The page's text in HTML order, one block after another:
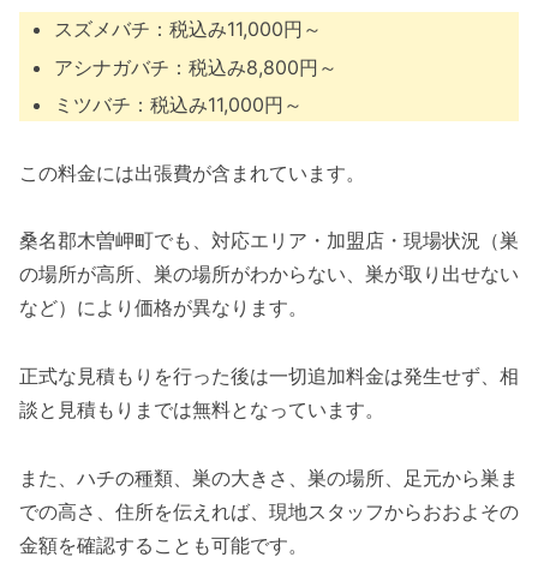
スズメバチ：税込み11,000円～
アシナガバチ：税込み8,800円～
ミツバチ：税込み11,000円～
この料金には出張費が含まれています。
桑名郡木曽岬町でも、対応エリア・加盟店・現場状況（巣
の場所が高所、巣の場所がわからない、巣が取り出せない
など）により価格が異なります。
正式な見積もりを行った後は一切追加料金は発生せず、相
談と見積もりまでは無料となっています。
また、ハチの種類、巣の大きさ、巣の場所、足元から巣ま
での高さ、住所を伝えれば、現地スタッフからおおよその
金額を確認することも可能です。